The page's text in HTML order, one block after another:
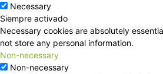
Necessary
Siempre activado
Necessary cookies are absolutely
not store any personal information.
Non-necessary
Non-necessary